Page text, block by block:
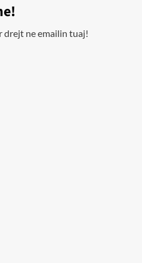
drejt ne emailin tuaj!